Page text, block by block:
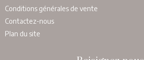
Conditions générales de vente
Contactez-nous
Plan du site